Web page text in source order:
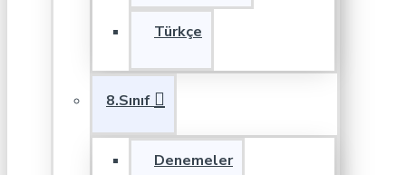
Türkçe
8.Sınıf
Denemeler